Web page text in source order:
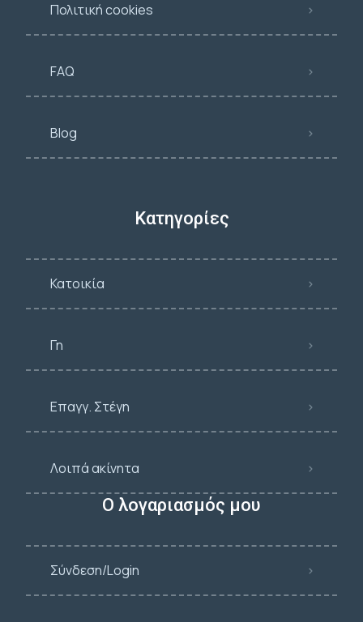
Πολιτική cookies
FAQ
Blog
Κατηγορίες
Κατοικία
Γη
Επαγγ. Στέγη
Λοιπά ακίνητα
Ο λογαριασμός μου
Σύνδεση/Login